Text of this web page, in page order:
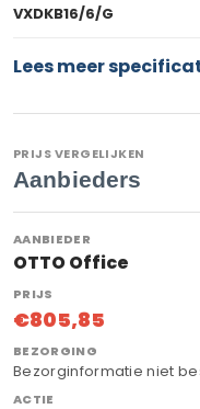
VXDKB16/6/G
Lees meer
PRIJS VERGELIJKEN
Aanbieders
OTTO Office
€805,85
Bezorginformatie niet